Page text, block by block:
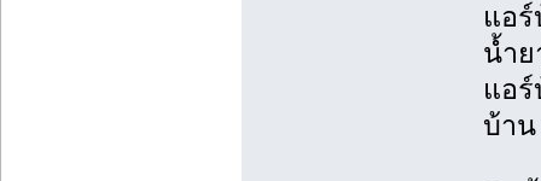
แอ
น้ำย
แอร์
บ้า